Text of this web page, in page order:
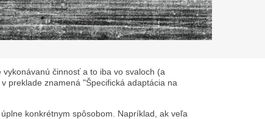
činnosť a to iba vo svaloch (a
preklade znamená "Špecifická adaptácia na
konkrétnym spôsobom . Napríklad, ak veľa